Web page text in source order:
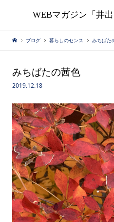
WEBマガジン「井
ブログ 暮らしのセンス みちばた
みちばたの茜色
2019.12.18